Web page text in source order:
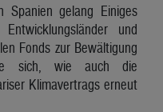
Spanien gelang Einiges
und
Fonds zur Bewältigung
sich, wie auch die
Klimavertrags erneut